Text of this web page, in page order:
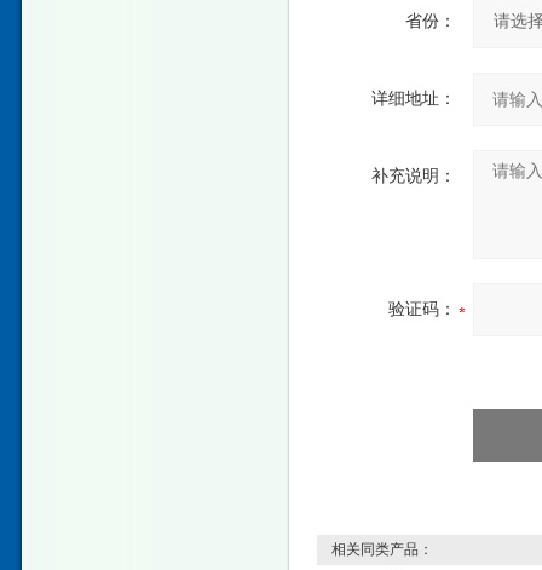
省份：
详细地址：
补充说明：
验证码：
相关同类产品：